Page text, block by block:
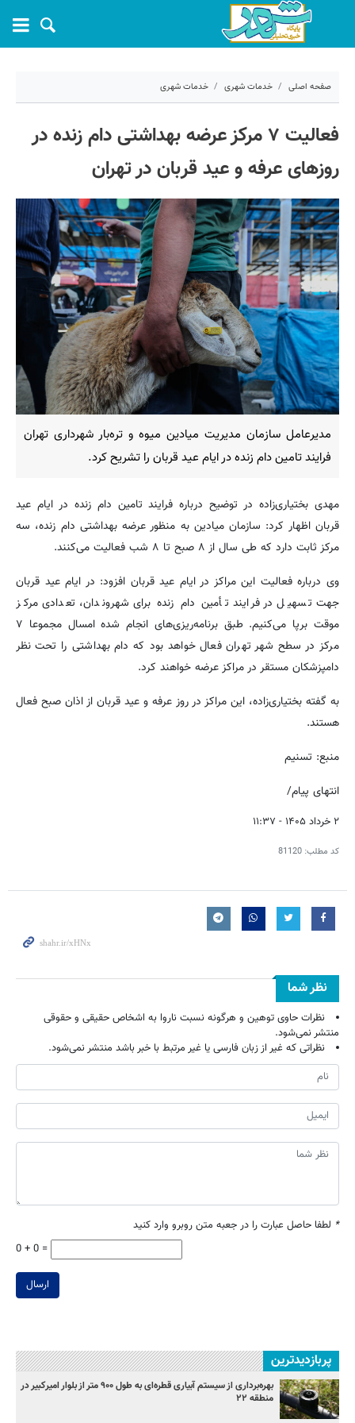
صفحه اصلی خدمات شهری خدمات شهری
فعالیت ۷ مرکز عرضه بهداشتی دام زنده در
روزهای عرفه و عید قربان در تهران
مدیرعامل سازمان مدیریت میادین میوه و تره‌بار شهرداری تهران
فرایند تامین دام زنده در ایام عید قربان را تشریح کرد.
مهدی بختیاری‌زاده در توضیح درباره فرایند تامین دام زنده در ایام عید
قربان اظهار کرد: سازمان میادین به منظور عرضه بهداشتی دام زنده، سه
مرکز ثابت دارد که طی سال از ۸ صبح تا ۸ شب فعالیت می‌کنند.
وی درباره فعالیت این مراکز در ایام عید قربان افزود: در ایام عید قربان
جهت تسهیل در فرایند تأمین دام زنده برای شهروندان، تعدادی مرکز
موقت برپا می‌کنیم. طبق برنامه‌ریزی‌های انجام شده امسال مجموعا ۷
مرکز در سطح شهر تهران فعال خواهد بود که دام بهداشتی را تحت نظر
دامپزشکان مستقر در مراکز عرضه خواهند کرد.
به گفته بختیاری‌زاده، این مراکز در روز عرفه و عید قربان از اذان صبح فعال
هستند.
منبع: تسنیم
انتهای پیام/
۲ خرداد ۱۴۰۵ - ۱۱:۳۷
کد مطلب: 81120
نظر شما
نظرات حاوی توهین و هرگونه نسبت ناروا به اشخاص حقیقی و حقوقی
منتشر نمی‌شود.
نظراتی که غیر از زبان فارسی یا غیر مرتبط با خبر باشد منتشر نمی‌شود.
* لطفا حاصل عبارت را در جعبه متن روبرو وارد کنید
0 + 0 =
ارسال
پربازدیدترین
بهره‌برداری از سیستم آبیاری قطره‌ای به طول ۹۰۰ متر از بلوار امیرکبیر در
منطقه ۲۲